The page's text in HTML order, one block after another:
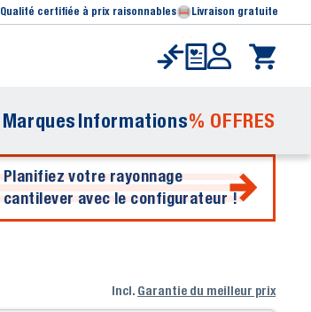
Qualité certifiée à prix raisonnables Livraison gratuite
MarquesInformations% OFFRES
Planifiez votre rayonnage
cantilever avec le configurateur !
Incl. Garantie du meilleur prix